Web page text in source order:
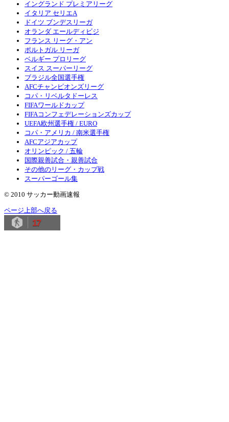
イングランド プレミアリーグ
イタリア セリエA
ドイツ ブンデスリーガ
オランダ エールディビジ
フランス リーグ・アン
ポルトガル リーガ
ベルギー プロリーグ
スイス スーパーリーグ
ブラジル全国選手権
AFCチャンピオンズリーグ
コパ・リベルタドーレス
FIFAワールドカップ
FIFAコンフェデレーションズカップ
UEFA欧州選手権 / EURO
コパ・アメリカ / 南米選手権
AFCアジアカップ
オリンピック / 五輪
国際親善試合・親善試合
その他のリーグ・カップ戦
スーパーゴール集
© 2010 サッカー動画速報
ページ上部へ戻る
17